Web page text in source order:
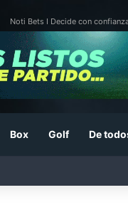
Noti Bets I Decide con
Box Golf De
lo que debes saber